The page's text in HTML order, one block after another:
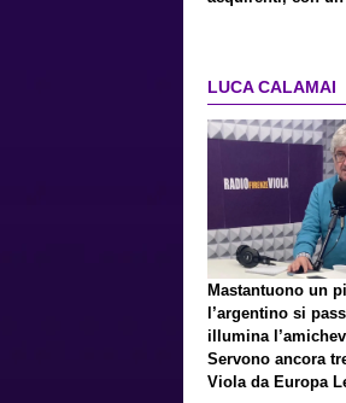
LUCA CALAMAI
Mastantuono un
l’argentino si
illumina
Servono ancora
Viola da Europa